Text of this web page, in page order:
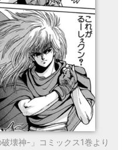
壊神-」コミックス1巻より